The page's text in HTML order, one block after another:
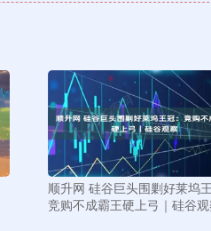
顺升网 硅谷巨头围剿好莱坞
竞购不成霸王硬上弓｜硅谷